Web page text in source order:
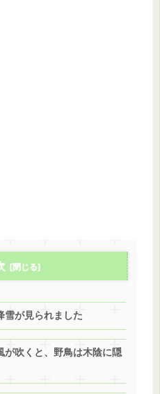
雪が見られました
が吹くと、野鳥は木陰に隠